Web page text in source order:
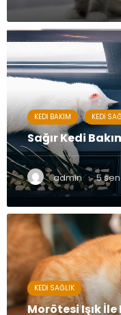
KEDI BAKIM KEDI
Sağır Kedi
admin · 5
KEDI SAĞLIK
Morötesi Işık İle